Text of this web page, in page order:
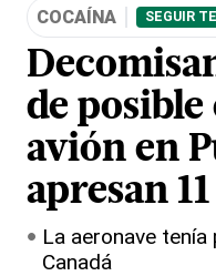
COCAÍNA SEGUIR
de
avión en
apresan
La aeronave
Canadá